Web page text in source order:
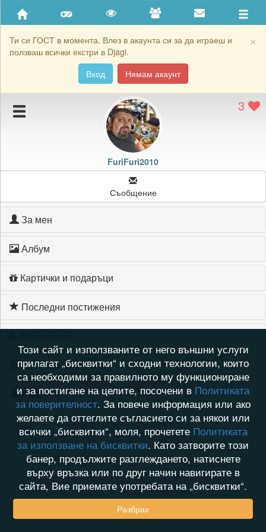
×
Ти си ГОСТ в момента. Влез в акаунта си за да играеш и
ползваш всички екстри в Djagi.
Вход
Нямам акаунт
Приятели
Хронология на игри
Подаръците на FuriFuri2010
Картичките на FuriFuri2010
Блокирай FuriFuri2010
3
FuriFuri2010
Съобщение
За мен
Албум
Картички и подаръци
Последни постижения
Хронология на игри
Активност
Този сайт и използваните от него външни услуги
прилагат „бисквитки“ и сходни технологии, които
са необходими за правилното му функциониране
и за постигане на целите, посочени в Политиката
за поверителност. За повече информация или ако
желаете да оттеглите съгласието си за някои или
всички „бисквитки“, моля, прочетете Политиката
за използване на бисквитки. Като затворите този
банер, продължите разглеждането, натиснете
върху връзка или по друг начин навигирате в
сайта, Вие приемате употребата на „бисквитки“.
Разбрах